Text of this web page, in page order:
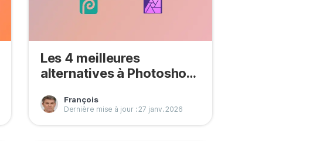
Les 4 meilleures
alternatives à Photoshop
François
Dernière mise à jour : 27 janv. 2026